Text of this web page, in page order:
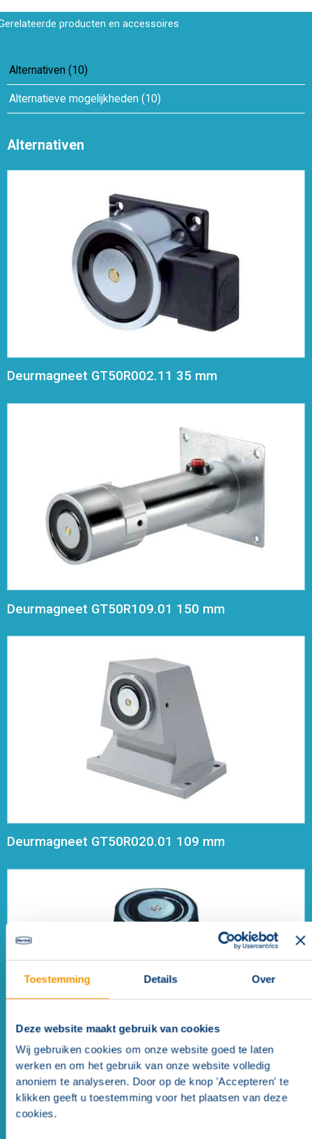
Toestemming Details Over
Deze website maakt gebruik van cookies
Wij gebruiken cookies om onze website goed te laten
werken en om het gebruik van onze website volledig
anoniem te analyseren. Door op de knop 'Accepteren' te
klikken geeft u toestemming voor het plaatsen van deze
cookies.
producten en accessoires
Alternativen (10)
Alternatieve mogelijkheden (10)
Alternativen
Deurmagneet GT50R002.11 35 mm
Deurmagneet GT50R109.01 150 mm
Deurmagneet GT50R020.01 109 mm
Deurmagneet GT50R081.01 65 mm